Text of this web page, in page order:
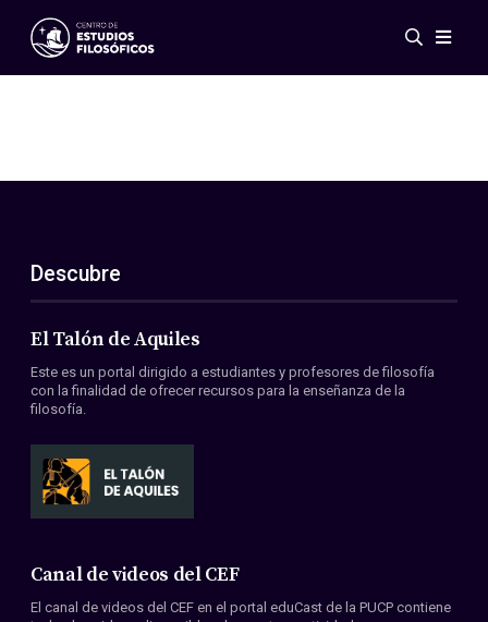
Eventos
ES
EN
Acerca de nosotros
Miembros
Convenios
Descubre
El Talón de Aquiles
Este es un portal dirigido a estudiantes y profesores de filosofía
con la finalidad de ofrecer recursos para la enseñanza de la
filosofía.
Canal de videos del CEF
El canal de videos del CEF en el portal eduCast de la PUCP contiene